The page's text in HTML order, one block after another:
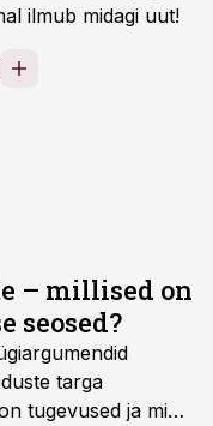
ilmub midagi uut!
– millised on
seosed?
targa
tugevused ja miks